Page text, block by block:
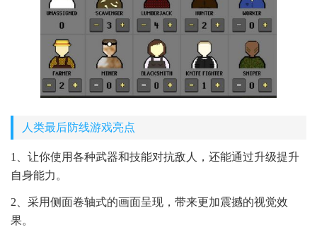
人类最后防线游戏亮点
1、让你使用各种武器和技能对抗敌人，还能通过升级提升
自身能力。
2、采用侧面卷轴式的画面呈现，带来更加震撼的视觉效
果。